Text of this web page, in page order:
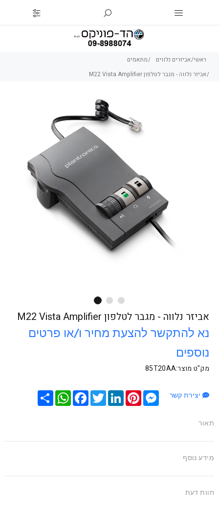
ראשי אביזרים נלווים
מתאמים
אביזר נלווה - מגבר לטלפון M22 Vista Amplifier
אביזר נלווה - מגבר לטלפון M22 Vista Amplifier
נא להתקשר להצעת מחיר ו/או פרטים
נוספים
מק"ט מוצר:85T20AA
יצירת קשר שתף
WhatsAppFacebookTwitterLinkedInPinterest
Messenger
תאור
מידע נוסף
חוות דעת